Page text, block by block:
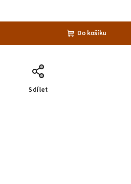
Do košíku
Sdílet